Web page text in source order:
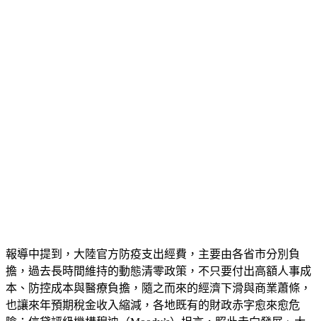
報導中提到，大陸官方防疫支出經費，主要由各省市分別負
擔，過去長時間維持的動態清零政策，不只要付出高額人事成
本、防控成本與醫療負擔，隨之而來的經濟下滑與商業蕭條，